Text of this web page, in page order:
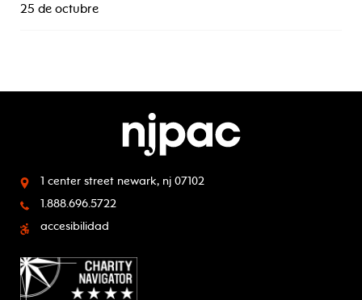
25 de octubre
1 center street newark, nj 07102
1.888.696.5722
accesibilidad